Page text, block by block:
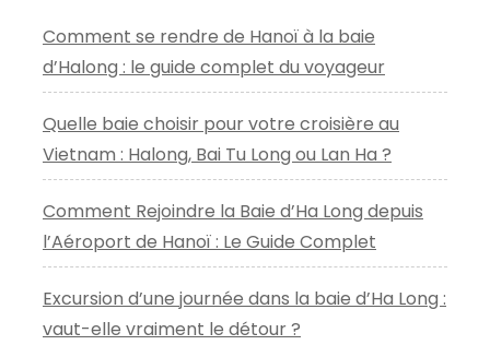
Comment se rendre de Hanoï à la baie
d’Halong : le guide complet du voyageur
Quelle baie choisir pour votre croisière au
Vietnam : Halong, Bai Tu Long ou Lan Ha ?
Comment Rejoindre la Baie d’Ha Long depuis
l’Aéroport de Hanoï : Le Guide Complet
Excursion d’une journée dans la baie d’Ha Long :
vaut-elle vraiment le détour ?